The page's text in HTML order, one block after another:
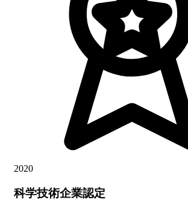
2020
科学技術企業認定